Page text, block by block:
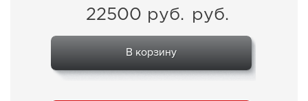
22500 руб. руб.
В корзину